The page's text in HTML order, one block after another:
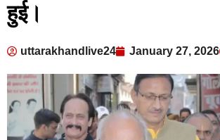
हुई।
uttarakhandlive24 January 27, 2026